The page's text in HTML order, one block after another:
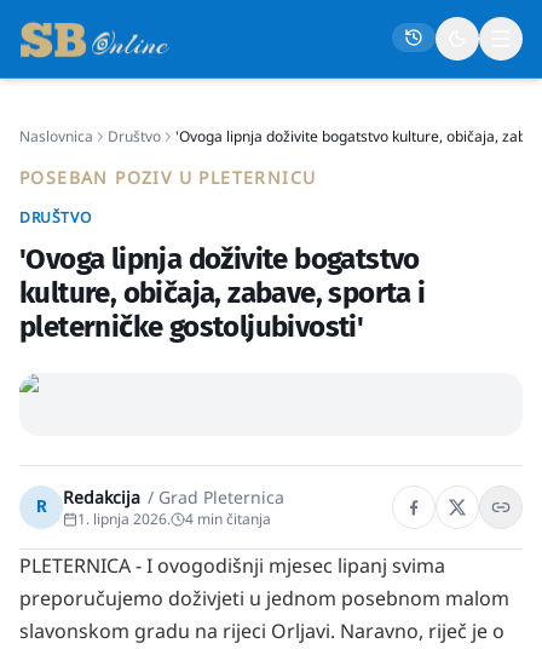
Gospodarstvo
Život
Crna kronika
Kultura
Osmrtnice
Naslovnica Društvo 'Ovoga lipnja doživite bogatstvo kulture, običaja,
POSEBAN POZIV U PLETERNICU
DRUŠTVO
'Ovoga lipnja doživite bogatstvo
kulture, običaja, zabave, sporta i
pleterničke gostoljubivosti'
R Redakcija / Grad Pleternica
1. lipnja 2026. 4 min čitanja
PLETERNICA - I ovogodišnji mjesec lipanj svima
preporučujemo doživjeti u jednom posebnom malom
slavonskom gradu na rijeci Orljavi. Naravno, riječ je o